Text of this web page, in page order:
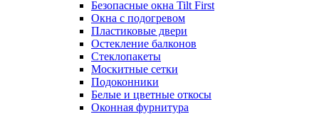
Безопасные окна Tilt First
Окна с подогревом
Пластиковые двери
Остекление балконов
Стеклопакеты
Москитные сетки
Подоконники
Белые и цветные откосы
Оконная фурнитура